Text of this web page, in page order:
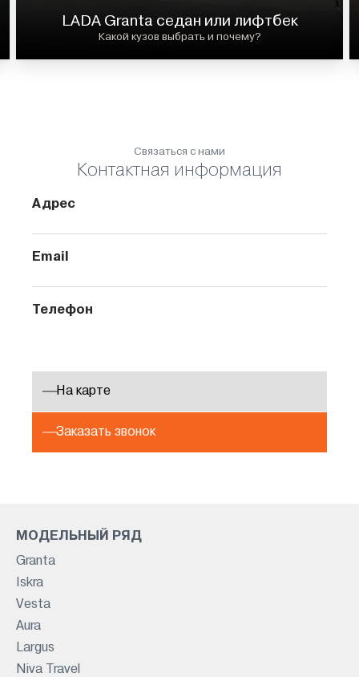
LADA Granta седан или лифтбек
Какой кузов выбрать и почему?
Связаться с нами
Контактная информация
Адрес
Email
Телефон
На карте
Заказать звонок
МОДЕЛЬНЫЙ РЯД
Granta
Iskra
Vesta
Aura
Largus
Niva Travel